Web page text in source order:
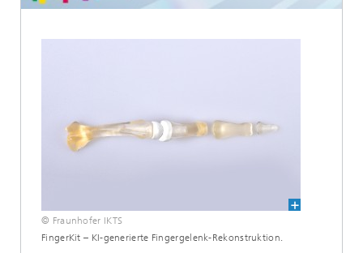
© Fraunhofer IKTS
FingerKit – KI-generierte Fingergelenk-Rekonstruktion.